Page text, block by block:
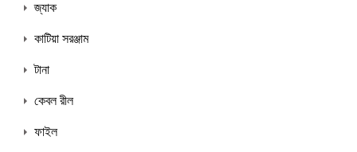
জ্যাক
কাটিয়া সরঞ্জাম
টানা
কেবল রীল
ফাইল